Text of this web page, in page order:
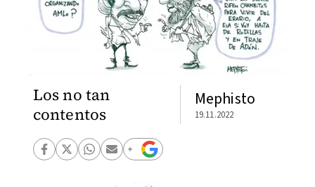
Los no tan
contentos
Mephisto
19.11.2022